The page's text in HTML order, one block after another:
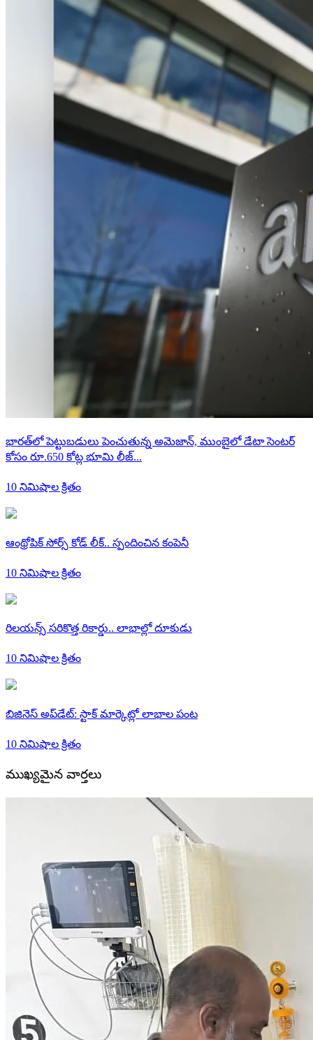
భారత్‌లో పెట్టుబడులు పెంచుతున్న అమెజాన్, ముంబైలో డేటా సెంటర్
కోసం రూ.650 కోట్ల భూమి లీజ్...
10 నిమిషాల క్రితం
ఆంథ్రోపిక్‌ సోర్స్‌ కోడ్‌ లీక్‌.. స్పందించిన కంపెనీ
10 నిమిషాల క్రితం
రిలయన్స్ సరికొత్త రికార్డు.. లాభాల్లో దూకుడు
10 నిమిషాల క్రితం
బిజినెస్ అప్‌డేట్: స్టాక్ మార్కెట్లో లాభాల పంట
10 నిమిషాల క్రితం
ముఖ్యమైన వార్తలు